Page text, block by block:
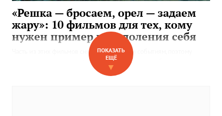
«Решка — бросаем, орел — задаем
жару»: 10 фильмов для тех, кому
нужен пример преодоления себя
Часть из этих фильмов сняты по реальным событиям, поэтому
отмахнуться с привычным «такое только в кино и бывает» у вас
ПОКАЗАТЬ
ЕЩЁ
▼